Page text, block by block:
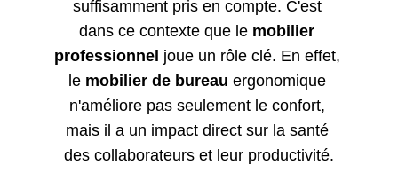
suffisamment pris en compte. C'est
dans ce contexte que le mobilier
professionnel joue un rôle clé. En effet,
le mobilier de bureau ergonomique
n'améliore pas seulement le confort,
mais il a un impact direct sur la santé
des collaborateurs et leur productivité.